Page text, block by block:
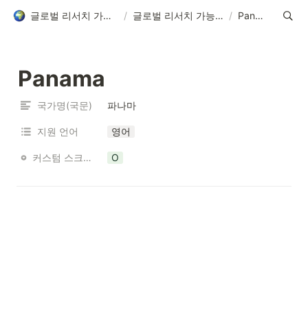
글로벌 리서치 가능 국가 목록 / 글로벌 리서치 가능 국가 목록 / Panama
Panama
국가명(국문) 파나마
지원 언어 영어
커스텀 스크리닝 가능 여부 O